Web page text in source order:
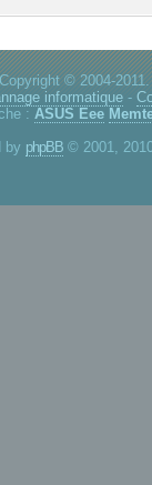
© 2004-
informatique -
: ASUS Eee
by phpBB © 2001,